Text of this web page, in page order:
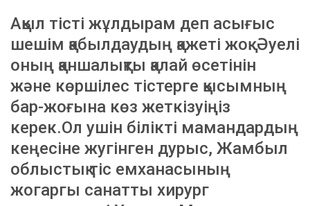
Ақыл тісті жұлдырам деп асығыс
шешім қабылдаудың қажеті жоқ. Әуелі
оның қаншалықты қалай өсетінін
және көршілес тістерге қысымның
бар-жоғына көз жеткізуіңіз
керек.Ол ушін білікті мамандардың
кеңесіне жугінген дурыс, Жамбыл
облыстық тіс емханасының
жогаргы санатты хирург